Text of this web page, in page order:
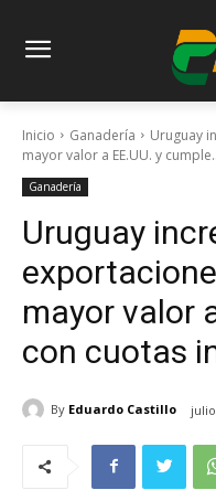
Inicio Ganadería
Uruguay
mayor valor a EE.UU. y
Ganadería
Uruguay
mayor valor
con cuotas
By Eduardo Castillo